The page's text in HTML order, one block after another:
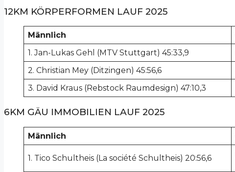
12KM KÖRPERFORMEN LAUF 2025
Männlich
1. Jan-Lukas Gehl (MTV Stuttgart) 45:33,9
2. Christian Mey (Ditzingen) 45:56,6
3. David Kraus (Rebstock Raumdesign) 47:10,3
6KM GÄU IMMOBILIEN LAUF 2025
Männlich
1. Tico Schultheis (La société Schultheis) 20:56,6